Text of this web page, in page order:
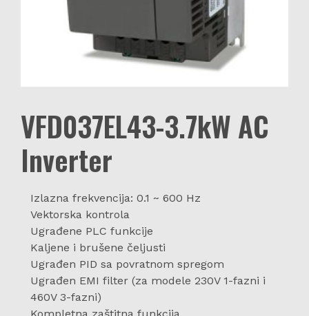
VFD037EL43-3.7kW AC
Inverter
Izlazna frekvencija: 0.1 ~ 600 Hz
Vektorska kontrola
Ugrađene PLC funkcije
Kaljene i brušene čeljusti
Ugrađen PID sa povratnom spregom
Ugrađen EMI filter (za modele 230V 1-fazni i
460V 3-fazni)